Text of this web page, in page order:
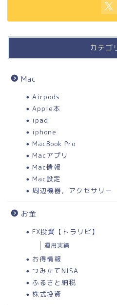
カテゴ
Mac
Airpods
Apple本
ipad
iphone
MacBook Pro
Macアプリ
Mac情報
Mac設定
周辺機器，アクセサリー
お金
FX投資【トラリピ】
運用実績
お得情報
つみたてNISA
ふるさと納税
株式投資